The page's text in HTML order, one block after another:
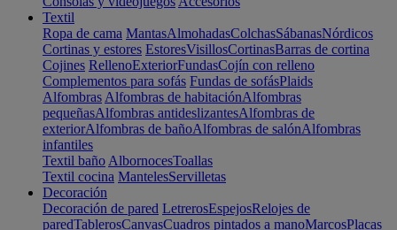
Textil
Ropa de cama MantasAlmohadasColchasSábanasNórdicos
Cortinas y estores EstoresVisillosCortinasBarras de cortina
Cojines RellenoExteriorFundasCojín con relleno
Complementos para sofás Fundas de sofásPlaids
Alfombras Alfombras de habitaciónAlfombras
pequeñasAlfombras antideslizantesAlfombras de
exteriorAlfombras de bañoAlfombras de salónAlfombras
infantiles
Textil baño AlbornocesToallas
Textil cocina MantelesServilletas
Decoración
Decoración de pared LetrerosEspejosRelojes de
paredTablerosCanvasCuadros pintados a manoMarcosPlacas